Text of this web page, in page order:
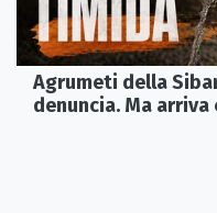
Agrumeti della
denuncia. Ma